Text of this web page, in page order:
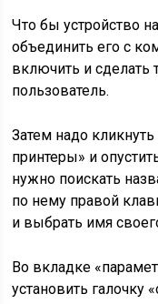
Что бы устройство
объединить его с
включить и сделать
пользователь.
Затем надо
принтеры» и
нужно поискать
по нему правой
и выбрать имя
Во вкладке
установить галочку